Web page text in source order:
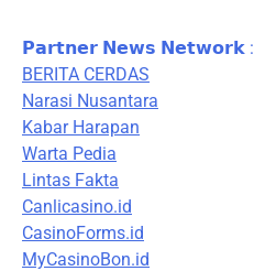
𝗣𝗮𝗿𝘁𝗻𝗲𝗿 𝗡𝗲𝘄𝘀 𝗡𝗲𝘁𝘄𝗼𝗿𝗸 :
BERITA CERDAS
Narasi Nusantara
Kabar Harapan
Warta Pedia
Lintas Fakta
Canlicasino.id
CasinoForms.id
MyCasinoBon.id